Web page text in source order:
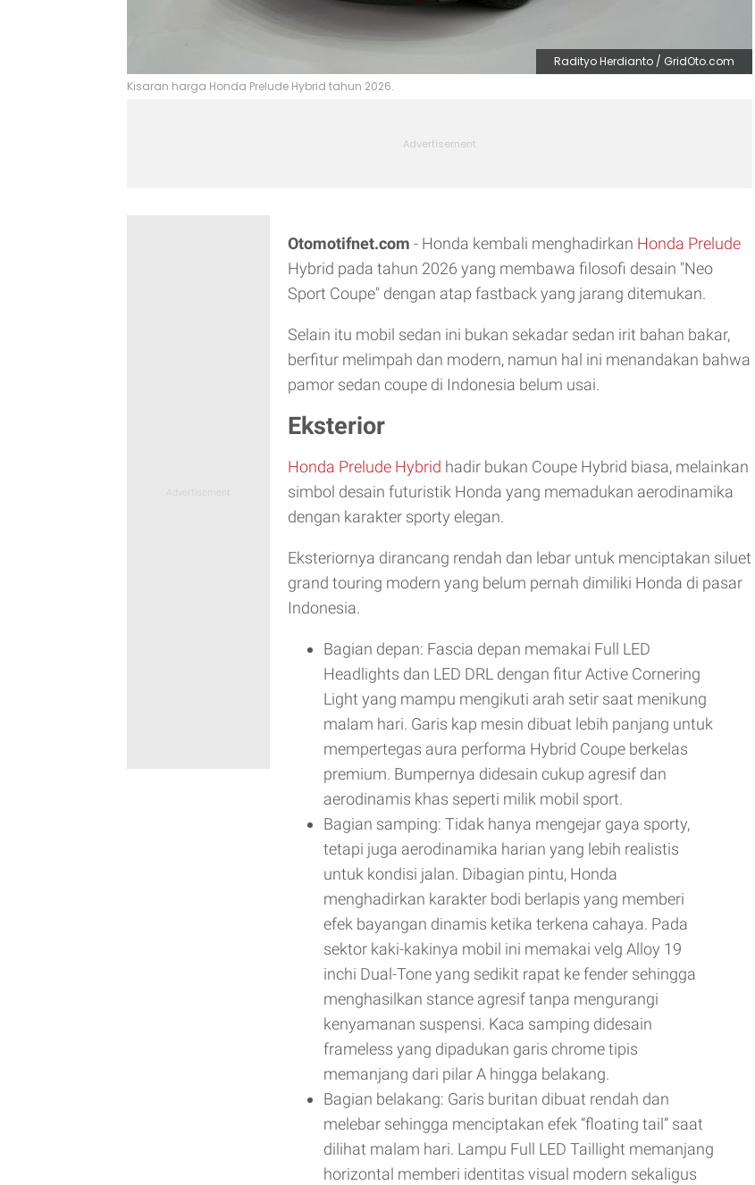
Radityo Herdianto / GridOto.com
Kisaran harga Honda Prelude Hybrid tahun 2026.
Otomotifnet.com - Honda kembali menghadirkan Honda Prelude
Hybrid pada tahun 2026 yang membawa filosofi desain "Neo
Sport Coupe" dengan atap fastback yang jarang ditemukan.
Selain itu mobil sedan ini bukan sekadar sedan irit bahan bakar,
berfitur melimpah dan modern, namun hal ini menandakan bahwa
pamor sedan coupe di Indonesia belum usai.
Eksterior
Honda Prelude Hybrid hadir bukan Coupe Hybrid biasa, melainkan
simbol desain futuristik Honda yang memadukan aerodinamika
dengan karakter sporty elegan.
Eksteriornya dirancang rendah dan lebar untuk menciptakan siluet
grand touring modern yang belum pernah dimiliki Honda di pasar
Indonesia.
Bagian depan: Fascia depan memakai Full LED
Headlights dan LED DRL dengan fitur Active Cornering
Light yang mampu mengikuti arah setir saat menikung
malam hari. Garis kap mesin dibuat lebih panjang untuk
mempertegas aura performa Hybrid Coupe berkelas
premium. Bumpernya didesain cukup agresif dan
aerodinamis khas seperti milik mobil sport.
Bagian samping: Tidak hanya mengejar gaya sporty,
tetapi juga aerodinamika harian yang lebih realistis
untuk kondisi jalan. Dibagian pintu, Honda
menghadirkan karakter bodi berlapis yang memberi
efek bayangan dinamis ketika terkena cahaya. Pada
sektor kaki-kakinya mobil ini memakai velg Alloy 19
inchi Dual-Tone yang sedikit rapat ke fender sehingga
menghasilkan stance agresif tanpa mengurangi
kenyamanan suspensi. Kaca samping didesain
frameless yang dipadukan garis chrome tipis
memanjang dari pilar A hingga belakang.
Bagian belakang: Garis buritan dibuat rendah dan
melebar sehingga menciptakan efek “floating tail” saat
dilihat malam hari. Lampu Full LED Taillight memanjang
horizontal memberi identitas visual modern sekaligus